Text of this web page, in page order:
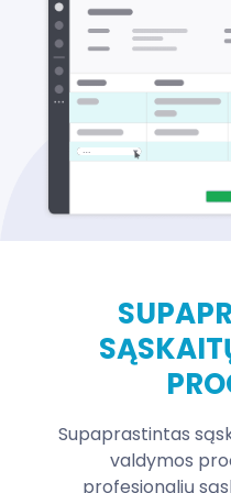
Supaprastintas
valdymos
profesionalių